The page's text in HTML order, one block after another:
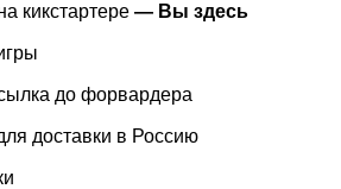
кикстартере — Вы здесь
до форвардера
доставки в Россию